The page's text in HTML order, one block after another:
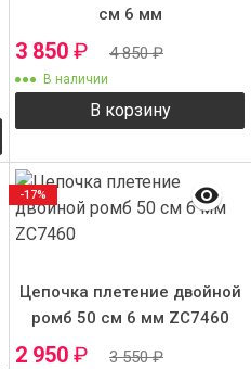
см 6 мм
3 850 ₽ 4 850₽
В наличии
В корзину
Цепочка плетение двойной
ромб 50 см 6 мм ZC7460
2 950 ₽ 3 550₽
-17%